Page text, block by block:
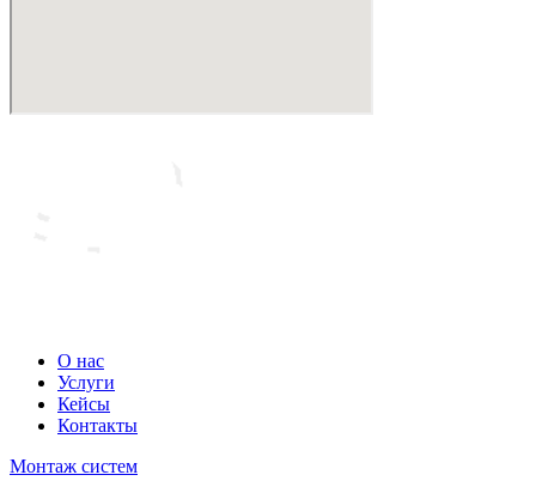
О нас
Услуги
Кейсы
Контакты
Монтаж систем